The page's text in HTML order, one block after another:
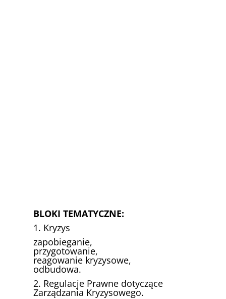
BLOKI TEMATYCZNE:
1. Kryzys
zapobieganie,
przygotowanie,
reagowanie kryzysowe,
odbudowa.
2. Regulacje Prawne dotyczące
Zarządzania Kryzysowego.